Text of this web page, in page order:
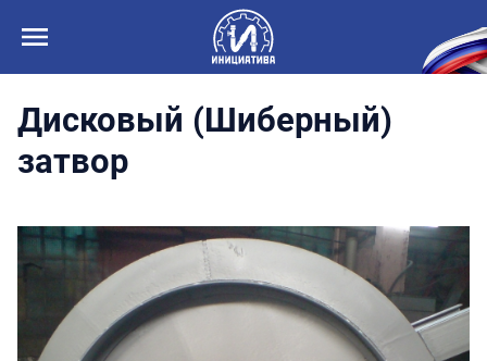
Дисковый (Шиберный)
затвор